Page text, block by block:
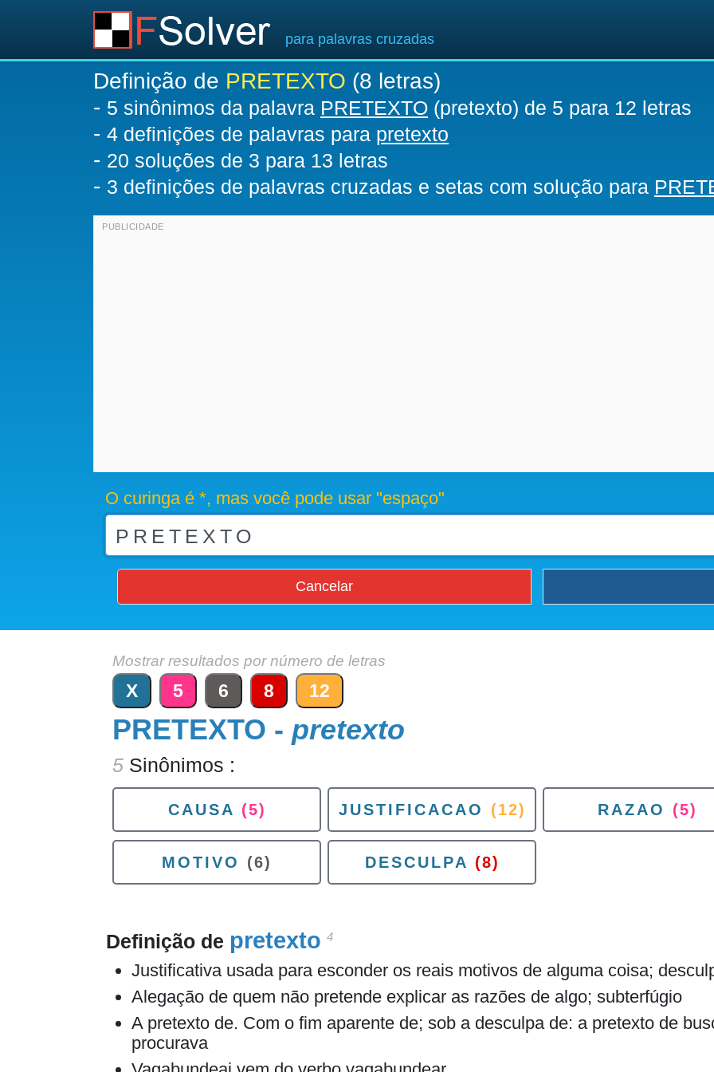
para palavras cruzadas
Definição de PRETEXTO (8 letras)
- 5 sinônimos da palavra PRETEXTO (pretexto) de 5 para 12 letras
- 4 definições de palavras para pretexto
- 20 soluções de 3 para 13 letras
- 3 definições de palavras cruzadas e setas com solução para
O curinga é *, mas você pode usar "espaço"
Cancelar
Mostrar resultados por número de letras
X 5 6 8 12
PRETEXTO - pretexto
5 Sinônimos :
CAUSA (5) JUSTIFICACAO (12) RAZAO (5)
MOTIVO (6) DESCULPA (8)
Definição de pretexto 4
Justificativa usada para esconder os reais motivos de alguma coisa;
Alegação de quem não pretende explicar as razões de algo; subterfúgio
A pretexto de. Com o fim aparente de; sob a desculpa de: a pretexto de
procurava